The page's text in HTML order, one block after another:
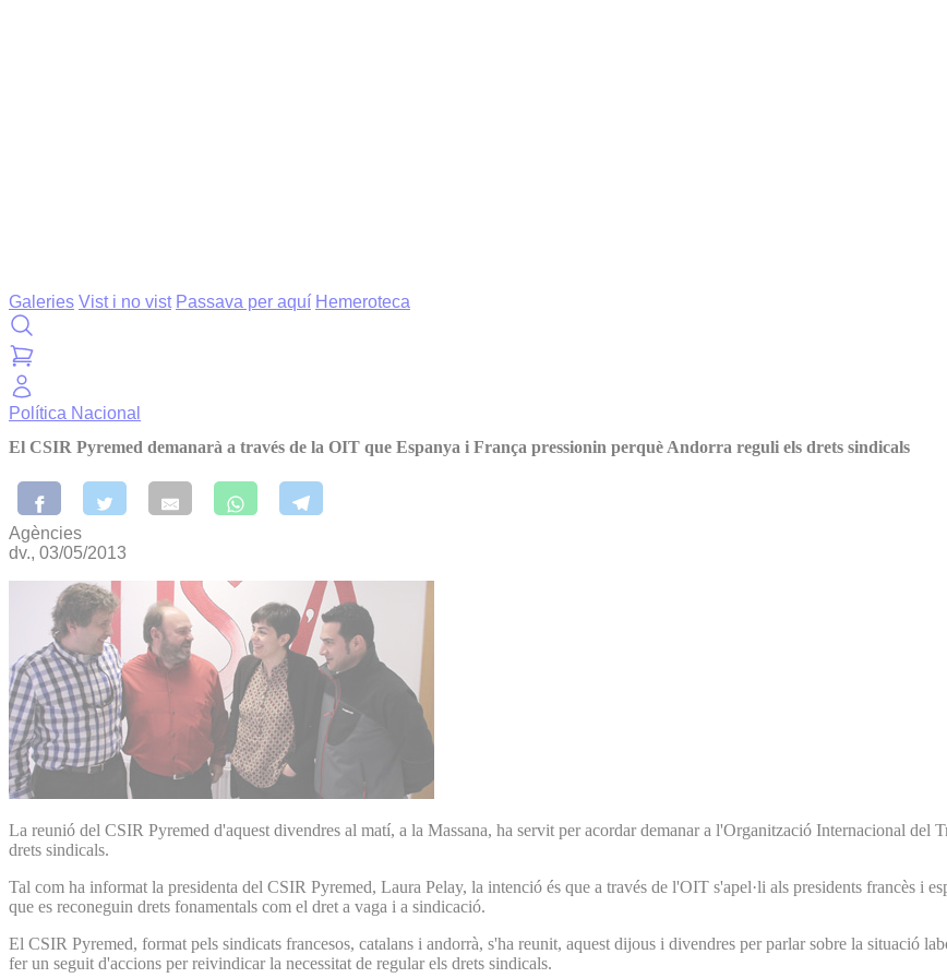
Galeries Vist i no vist Passava per aquí Hemeroteca
Política Nacional
El CSIR Pyremed demanarà a través de la OIT que Espanya i França pressionin perquè Andorra reguli els drets sindicals
Agències
dv., 03/05/2013
La reunió del CSIR Pyremed d'aquest divendres al matí, a la Massana, ha servit per acordar demanar a l'Organització Internacional
drets sindicals.
Tal com ha informat la presidenta del CSIR Pyremed, Laura Pelay, la intenció és que a través de l'OIT s'apel·li als presidents francès i
que es reconeguin drets fonamentals com el dret a vaga i a sindicació.
El CSIR Pyremed, format pels sindicats francesos, catalans i andorrà, s'ha reunit, aquest dijous i divendres per parlar sobre la situació
fer un seguit d'accions per reivindicar la necessitat de regular els drets sindicals.